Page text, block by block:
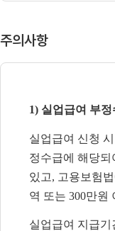
주의사항
1) 실업급여 부정
실업급여 신청
정수급에 해당
있고, 고용보험
역 또는 300만원
실업급여 지급